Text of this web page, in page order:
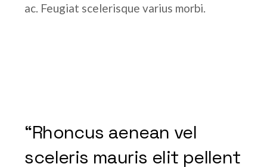
ac. Feugiat scelerisque varius morbi.
“Rhoncus aenean vel
sceleris mauris elit pellent